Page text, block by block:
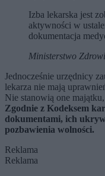
Izba lekarska jest
aktywności w
dokumentacja
Ministerstwo
Jednocześnie urzędnicy
lekarza nie mają
Nie stanowią one
Zgodnie z Kodeksem
dokumentami, ich
pozbawienia wolności.
Reklama
Reklama